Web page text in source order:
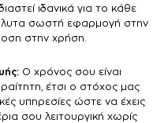
ιδανικά για το κάθε
σωστή εφαρμογή στην
στην χρήση.
Ο χρόνος σου είναι
έτσι ο στόχος μας
υπηρεσίες ώστε να έχεις
σου λειτουργική χωρίς